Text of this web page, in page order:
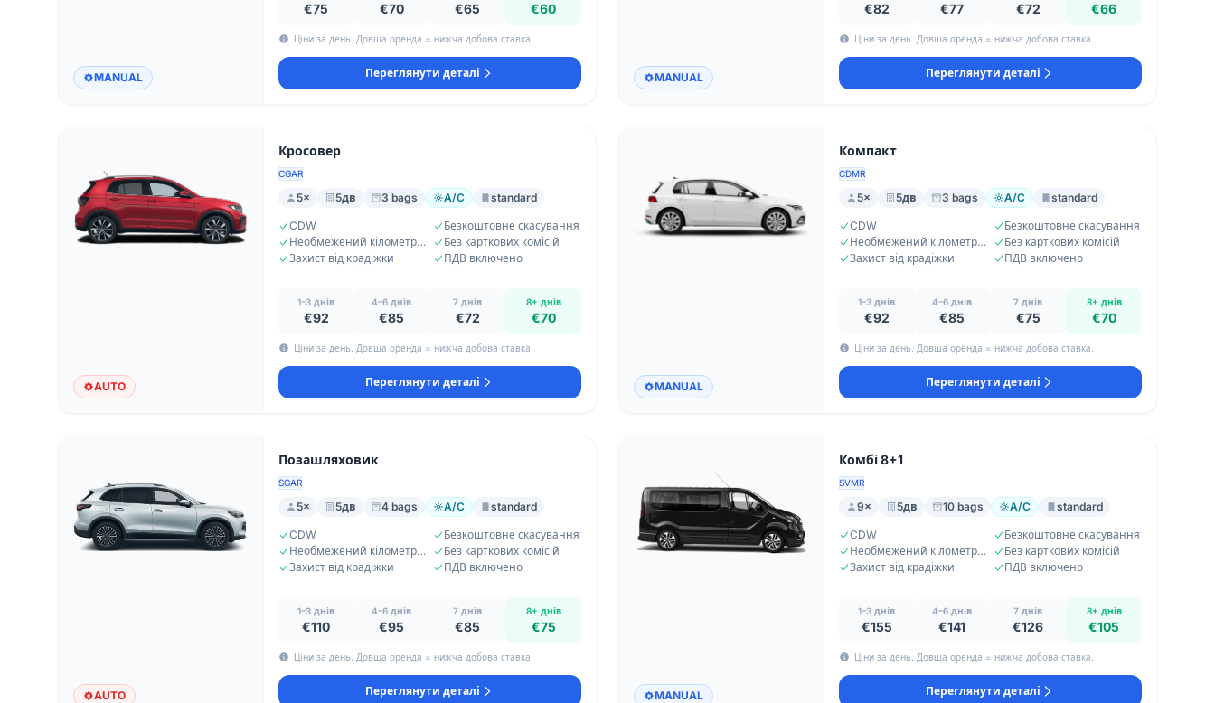
MANUAL
€75 €70 €65 €60
Ціни за день. Довша оренда = нижча добова ставка.
Переглянути деталі MANUAL
€82 €77 €72 €66
Ціни за день. Довша оренда = нижча добова ставка.
Переглянути деталі
AUTO
Кросовер
CGAR
5× 5дв 3 bags A/C standard
CDW
Безкоштовне скасування
Необмежений кілометраж
Без карткових комісій
Захист від крадіжки
ПДВ включено
1–3 днів
€92
4–6 днів
€85
7 днів
€72
8+ днів
€70
Ціни за день. Довша оренда = нижча добова ставка.
Переглянути деталі MANUAL
Компакт
CDMR
5× 5дв 3 bags A/C standard
CDW
Безкоштовне скасування
Необмежений кілометраж
Без карткових комісій
Захист від крадіжки
ПДВ включено
1–3 днів
€92
4–6 днів
€85
7 днів
€75
8+ днів
€70
Ціни за день. Довша оренда = нижча добова ставка.
Переглянути деталі
AUTO
Позашляховик
SGAR
5× 5дв 4 bags A/C standard
CDW
Безкоштовне скасування
Необмежений кілометраж
Без карткових комісій
Захист від крадіжки
ПДВ включено
1–3 днів
€110
4–6 днів
€95
7 днів
€85
8+ днів
€75
Ціни за день. Довша оренда = нижча добова ставка.
Переглянути деталі MANUAL
Комбі 8+1
SVMR
9× 5дв 10 bags A/C standard
CDW
Безкоштовне скасування
Необмежений кілометраж
Без карткових комісій
Захист від крадіжки
ПДВ включено
1–3 днів
€155
4–6 днів
€141
7 днів
€126
8+ днів
€105
Ціни за день. Довша оренда = нижча добова ставка.
Переглянути деталі